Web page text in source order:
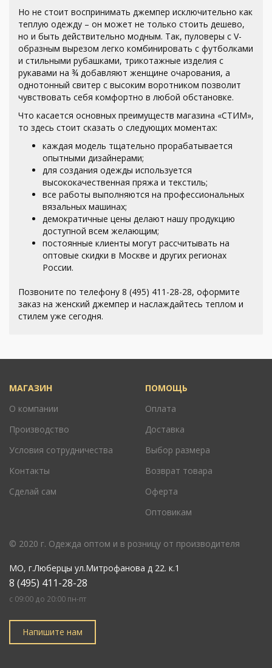
Но не стоит воспринимать джемпер исключительно как
теплую одежду – он может не только стоить дешево,
но и быть действительно модным. Так, пуловеры с V-
образным вырезом легко комбинировать с футболками
и стильными рубашками, трикотажные изделия с
рукавами на ¾ добавляют женщине очарования, а
однотонный свитер с высоким воротником позволит
чувствовать себя комфортно в любой обстановке.
Что касается основных преимуществ магазина «СТИМ»,
то здесь стоит сказать о следующих моментах:
каждая модель тщательно прорабатывается
опытными дизайнерами;
для создания одежды используется
высококачественная пряжа и текстиль;
все работы выполняются на профессиональных
вязальных машинах;
демократичные цены делают нашу продукцию
доступной всем желающим;
постоянные клиенты могут рассчитывать на
оптовые скидки в Москве и других регионах
России.
Позвоните по телефону 8 (495) 411-28-28, оформите
заказ на женский джемпер и наслаждайтесь теплом и
стилем уже сегодня.
МАГАЗИН
О компании
Производство
Условия сотрудничества
Контакты
Сделай сам
ПОМОЩЬ
Оплата
Доставка
Выбор размера
Возврат товара
Оферта
Оптовикам
© 2020 г. Одежда оптом и в розницу от производителя
МО, г.Люберцы ул.Митрофанова д 22. к.1
8 (495) 411-28-28
c 09:00 до 20:00 пн-пт
Напишите нам